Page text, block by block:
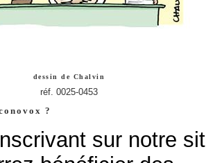
dessin de Chalvin
réf. 0025-0453
?
sur notre